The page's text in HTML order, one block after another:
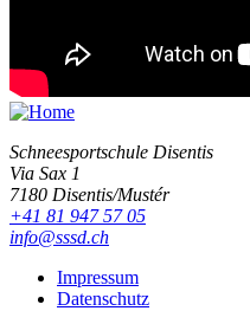
Schneesportschule Disentis
Via Sax 1
7180 Disentis/Mustér
+41 81 947 57 05
info@sssd.ch
Impressum
Datenschutz